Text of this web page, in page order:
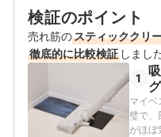
家電・空調家電
ガイドを担当し
総合家電メーカ
メーカーまで、
毎日使う家電製
簡単に選べるよ
入れのしやすさ
ンテンツ制作を
田丸大暉（
検証のポイント
売れ筋のスティッククリ
徹底的に比較検証 しまし
1
グ
マイベ
璧で、
がほぼ